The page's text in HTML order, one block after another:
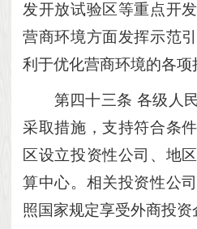
发开放试验区等重点开
营商环境方面发挥示范
利于优化营商环境的各项
第四十三条 各级人
采取措施，支持符合条
区设立投资性公司、地
算中心。相关投资性公
照国家规定享受外商投资